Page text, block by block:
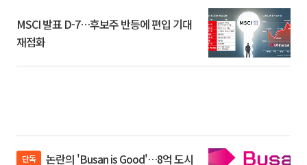
MSCI 발표 D-7…후보주 반등에 편입 기대
재점화
단독